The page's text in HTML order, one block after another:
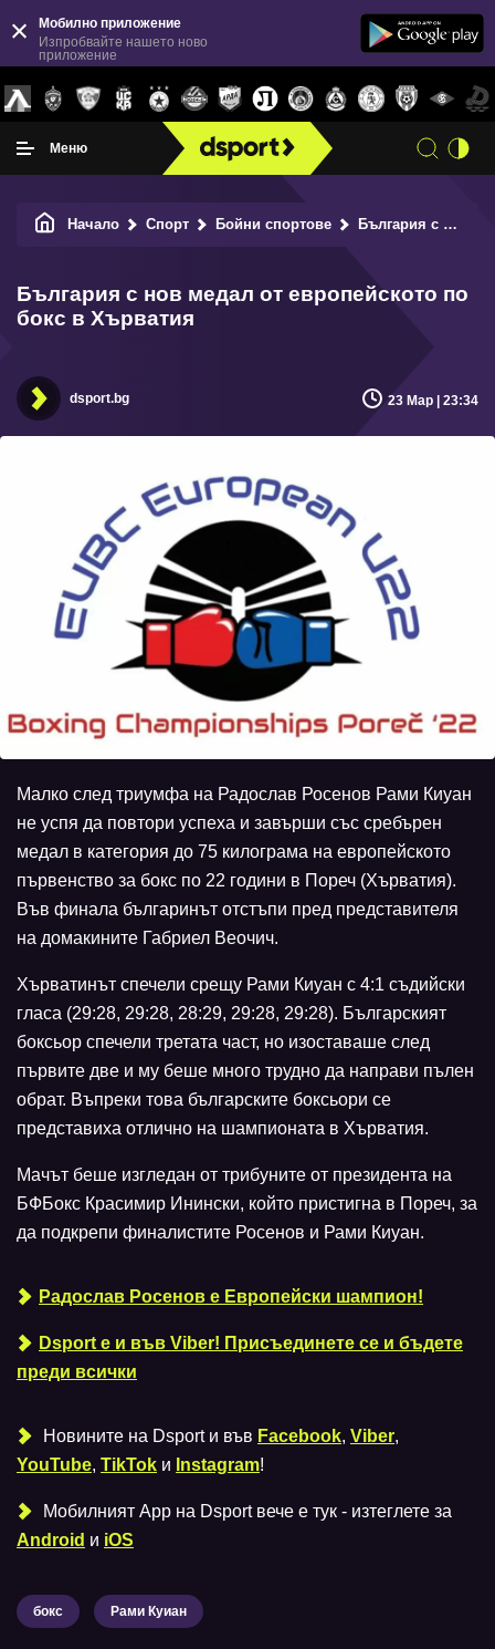
Мобилно приложение
Изпробвайте нашето ново
приложение
Меню
Начало Спорт Бойни спортове България с нов медал от европейското по бокс в Хърватия
България с нов медал от европейското по
бокс в Хърватия
dsport.bg 23 Мар | 23:34
Малко след триумфа на Радослав Росенов Рами Киуан
не успя да повтори успеха и завърши със сребърен
медал в категория до 75 килограма на европейското
първенство за бокс по 22 години в Пореч (Хърватия).
Във финала българинът отстъпи пред представителя
на домакините Габриел Веочич.
Хърватинът спечели срещу Рами Киуан с 4:1 съдийски
гласа (29:28, 29:28, 28:29, 29:28, 29:28). Българският
боксьор спечели третата част, но изоставаше след
първите две и му беше много трудно да направи пълен
обрат. Въпреки това българските боксьори се
представиха отлично на шампионата в Хърватия.
Мачът беше изгледан от трибуните от президента на
БФБокс Красимир Инински, който пристигна в Пореч, за
да подкрепи финалистите Росенов и Рами Киуан.
Радослав Росенов е Европейски шампион!
Dsport е и във Viber! Присъединете се и бъдете
преди всички
Новините на Dsport и във Facebook, Viber,
YouTube, TikTok и Instagram!
Мобилният Аpp на Dsport вече е тук - изтеглете за
Android и iOS
бокс Рами Куиан